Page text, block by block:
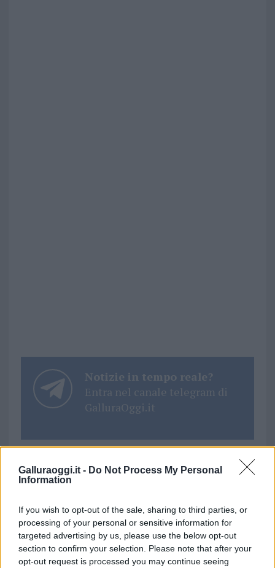
Galluraoggi.it - Do Not Process My Personal
Information
If you wish to opt-out of the sale, sharing to third parties, or
processing of your personal or sensitive information for
targeted advertising by us, please use the below opt-out
section to confirm your selection. Please note that after your
opt-out request is processed you may continue seeing
Notizie in tempo reale?
Entra nel canale telegram di
GalluraOggi.it
Inviaci le tue segnalazioni,
345 356 7512